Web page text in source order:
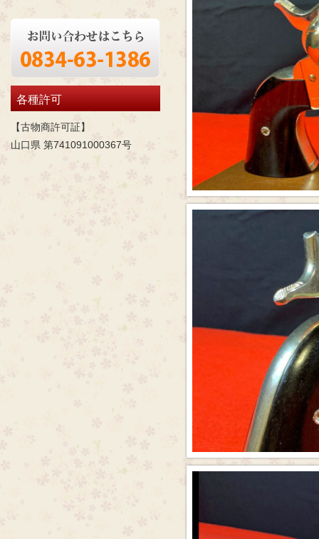
各種許可
【古物商許可証】
山口県 第741091000367号